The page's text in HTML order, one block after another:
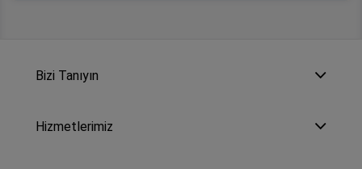
Bizi Tanıyın
Hizmetlerimiz